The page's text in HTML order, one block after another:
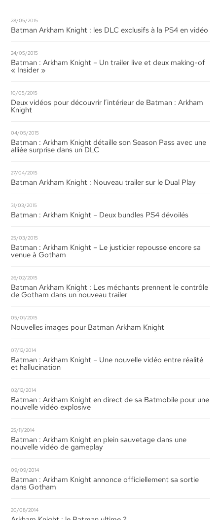
28/05/2015
Batman Arkham Knight : les DLC exclusifs à la PS4 en vidéo
24/05/2015
Batman : Arkham Knight – Un trailer live et deux making-of
« Insider »
10/05/2015
Deux vidéos pour découvrir l’intérieur de Batman : Arkham
Knight
04/05/2015
Batman : Arkham Knight détaille son Season Pass avec une
alliée surprise dans un DLC
27/04/2015
Batman Arkham Knight : Nouveau trailer sur le Dual Play
31/03/2015
Batman : Arkham Knight – Deux bundles PS4 dévoilés
25/03/2015
Batman : Arkham Knight – Le justicier repousse encore sa
venue à Gotham
26/02/2015
Batman Arkham Knight : Les méchants prennent le contrôle
de Gotham dans un nouveau trailer
05/01/2015
Nouvelles images pour Batman Arkham Knight
07/12/2014
Batman : Arkham Knight – Une nouvelle vidéo entre réalité
et hallucination
02/12/2014
Batman : Arkham Knight en direct de sa Batmobile pour une
nouvelle vidéo explosive
25/11/2014
Batman : Arkham Knight en plein sauvetage dans une
nouvelle vidéo de gameplay
09/09/2014
Batman : Arkham Knight annonce officiellement sa sortie
dans Gotham
20/08/2014